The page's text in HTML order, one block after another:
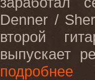
Denner /
второй
выпускает
подробнее